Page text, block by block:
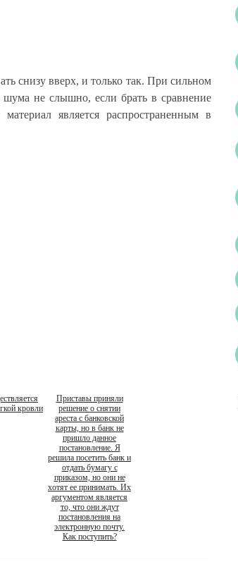
снизу вверх, и только так. При сильном
не слышно, если брать в сравнение
является распространенным в
кровли
Приставы приняли
решение о снятии
ареста с банковской
карты, но в банк не
пришло данное
постановление. Я
решила посетить банк и
отдать бумагу с
приказом, но они не
хотят ее принимать. Их
аргументом является
то, что они ждут
постановления на
электронную почту.
Как поступить?